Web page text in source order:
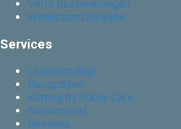
Verre bestemmingen
Wintersportvakantie
Services
Lidmaatschap
Reisgidsen
Korting bij Sunny Cars
Nieuwsbrief
Reviews